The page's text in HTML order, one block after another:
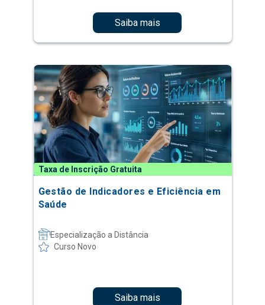
Saiba mais
Taxa de Inscrição Gratuita
Gestão de Indicadores e Eficiência em
Saúde
Especialização a Distância
Curso Novo
Saiba mais